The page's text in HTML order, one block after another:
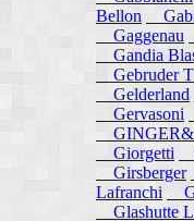
Bellon
Gaggenau
Gandia
Gebruder
Gelderland
Gervasoni
Giorgetti
Girsberger
Lafranchi
Glashutte